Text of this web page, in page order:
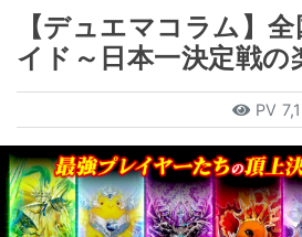
【デュエマコラム】
イド～日本一決定戦の
PV